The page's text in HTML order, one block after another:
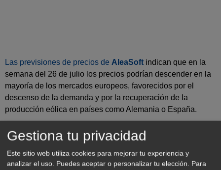
Las previsiones de precios de AleaSoft indican que en la
semana del 26 de julio los precios podrían descender en la
mayoría de los mercados europeos, favorecidos por el
descenso de la demanda y por la recuperación de la
producción eólica en países como Alemania o España.
Gestiona tu privacidad
Este sitio web utiliza cookies para mejorar tu experiencia y
analizar el uso. Puedes aceptar o personalizar tu elección. Para